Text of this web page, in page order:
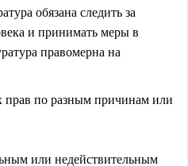
обязана следить за
и принимать меры в
правомерна на
прав по разным причинам или
или недействительным